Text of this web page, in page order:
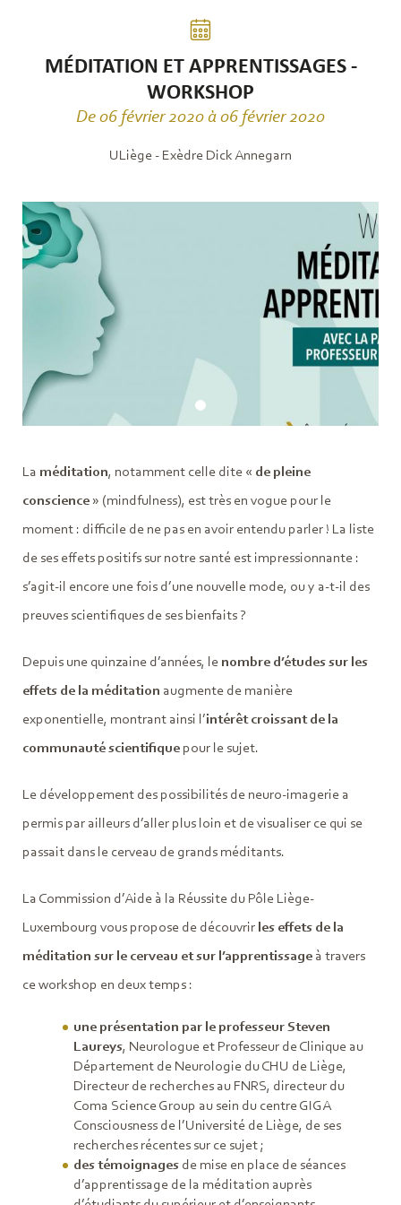
MÉDITATION ET APPRENTISSAGES -
WORKSHOP
De 06 février 2020 à 06 février 2020
ULiège - Exèdre Dick Annegarn
La méditation, notamment celle dite « de pleine
conscience » (mindfulness), est très en vogue pour le
moment : difficile de ne pas en avoir entendu parler ! La liste
de ses effets positifs sur notre santé est impressionnante :
s’agit-il encore une fois d’une nouvelle mode, ou y a-t-il des
preuves scientifiques de ses bienfaits ?
Depuis une quinzaine d’années, le nombre d’études sur les
effets de la méditation augmente de manière
exponentielle, montrant ainsi l’intérêt croissant de la
communauté scientifique pour le sujet.
Le développement des possibilités de neuro-imagerie a
permis par ailleurs d’aller plus loin et de visualiser ce qui se
passait dans le cerveau de grands méditants.
La Commission d’Aide à la Réussite du Pôle Liège-
Luxembourg vous propose de découvrir les effets de la
méditation sur le cerveau et sur l’apprentissage à travers
ce workshop en deux temps :
une présentation par le professeur Steven
Laureys, Neurologue et Professeur de Clinique au
Département de Neurologie du CHU de Liège,
Directeur de recherches au FNRS, directeur du
Coma Science Group au sein du centre GIGA
Consciousness de l’Université de Liège, de ses
recherches récentes sur ce sujet ;
des témoignages de mise en place de séances
d’apprentissage de la méditation auprès